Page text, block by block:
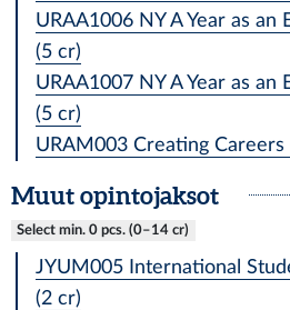
URAA1006 NY A Year as an
(5 cr)
URAA1007 NY A Year as an
(5 cr)
URAM003 Creating Careers
Muut opintojaksot
Select min. 0 pcs. (0–14 cr)
JYUM005 International
(2 cr)